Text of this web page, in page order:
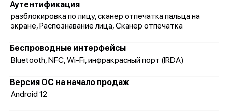
Аутентификация
разблокировка по лицу, сканер отпечатка пальца на
экране, Распознавание лица, Сканер отпечатка
Беспроводные интерфейсы
Bluetooth, NFC, Wi-Fi, инфракрасный порт (IRDA)
Версия ОС на начало продаж
Android 12